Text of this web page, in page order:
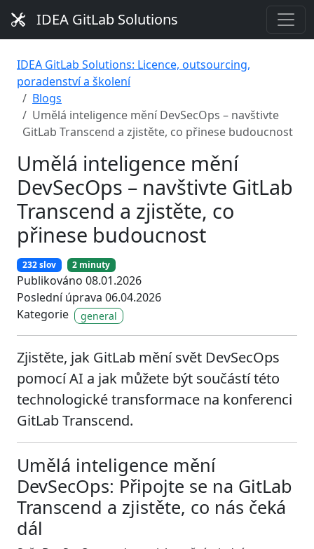
IDEA GitLab Solutions
IDEA GitLab Solutions: Licence, outsourcing,
poradenství a školení
Blogs
Umělá inteligence mění DevSecOps – navštivte
GitLab Transcend a zjistěte, co přinese budoucnost
Umělá inteligence mění
DevSecOps – navštivte GitLab
Transcend a zjistěte, co
přinese budoucnost
232 slov 2 minuty
Publikováno 08.01.2026
Poslední úprava 06.04.2026
Kategorie
general
Zjistěte, jak GitLab mění svět DevSecOps
pomocí AI a jak můžete být součástí této
technologické transformace na konferenci
GitLab Transcend.
Umělá inteligence mění
DevSecOps: Připojte se na GitLab
Transcend a zjistěte, co nás čeká
dál